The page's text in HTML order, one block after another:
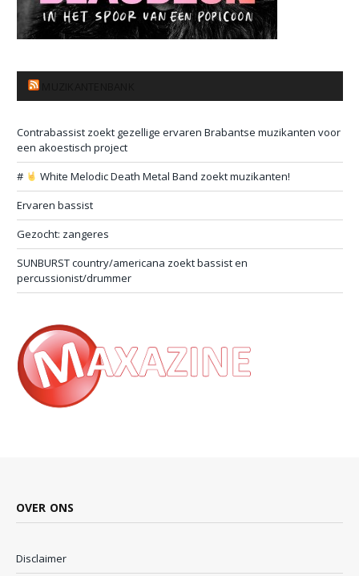
Contrabassist zoekt gezellige ervaren Brabantse muzikanten voor
een akoestisch project
#
White Melodic Death Metal Band zoekt muzikanten!
Ervaren bassist
Gezocht: zangeres
SUNBURST country/americana zoekt bassist en
percussionist/drummer
OVER ONS
Disclaimer